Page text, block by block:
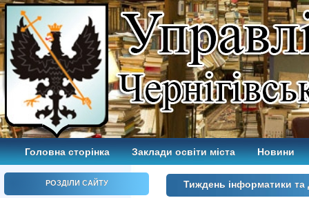
Головна сторінка Заклади освіти міста Новини
РОЗДІЛИ САЙТУ Тиждень інформатики та